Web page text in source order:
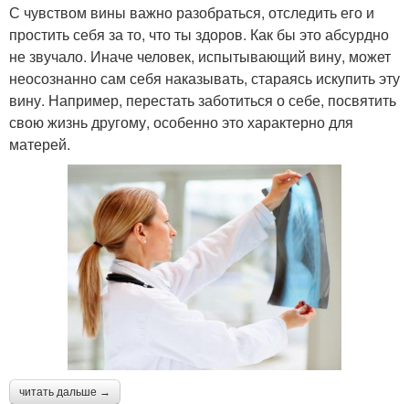
С чувством вины важно разобраться, отследить его и
простить себя за то, что ты здоров. Как бы это абсурдно
не звучало. Иначе человек, испытывающий вину, может
неосознанно сам себя наказывать, стараясь искупить эту
вину. Например, перестать заботиться о себе, посвятить
свою жизнь другому, особенно это характерно для
матерей.
читать дальше →